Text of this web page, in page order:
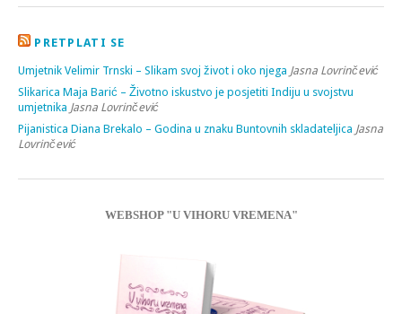
PRETPLATI SE
Umjetnik Velimir Trnski – Slikam svoj život i oko njega Jasna Lovrinčević
Slikarica Maja Barić – Životno iskustvo je posjetiti Indiju u svojstvu
umjetnika Jasna Lovrinčević
Pijanistica Diana Brekalo – Godina u znaku Buntovnih skladateljica Jasna
Lovrinčević
WEBSHOP "U VIHORU VREMENA"